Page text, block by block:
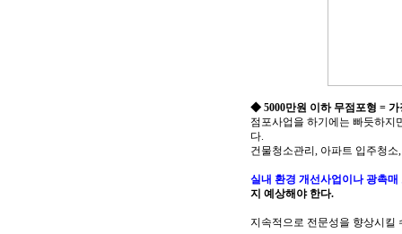
◆ 5000만원 이하 무점포형 =
점포사업을 하기에는 빠듯하지
다.
건물청소관리, 아파트 입주청
실내 환경 개선사업이나 광촉매
지 예상해야 한다.
지속적으로 전문성을 향상시킬